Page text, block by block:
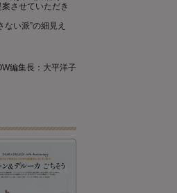
させていただき
ない派”の細見え
編集長：大平洋子